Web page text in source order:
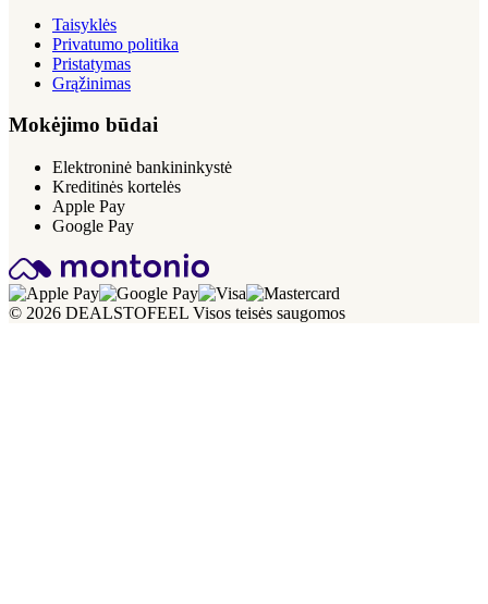
Taisyklės
Privatumo politika
Pristatymas
Grąžinimas
Mokėjimo būdai
Elektroninė bankininkystė
Kreditinės kortelės
Apple Pay
Google Pay
© 2026 DEALSTOFEEL Visos teisės saugomos